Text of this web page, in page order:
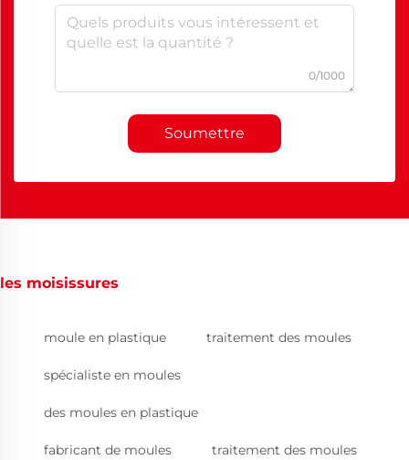
0/1000
Soumettre
les moisissures
moule en plastique traitement des moules
spécialiste en moules
des moules en plastique
fabricant de moules traitement des moules